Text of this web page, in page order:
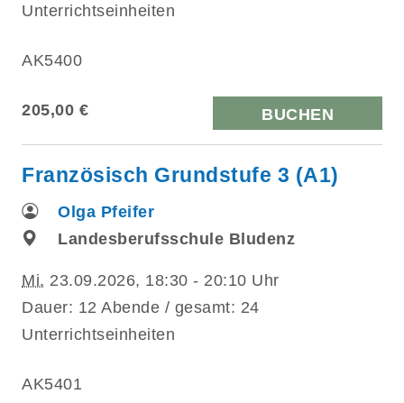
Unterrichtseinheiten
AK5400
205,00 € BUCHEN
Französisch Grundstufe 3 (A1)
Olga Pfeifer
Landesberufsschule Bludenz
Mi. 23.09.2026, 18:30 - 20:10 Uhr
Dauer: 12 Abende / gesamt: 24
Unterrichtseinheiten
AK5401